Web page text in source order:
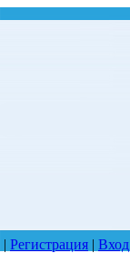
| Регистрация | Вход